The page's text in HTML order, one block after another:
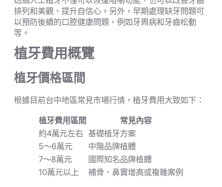
排列和美觀，提升自信心。另外，早期處理缺牙問題可
以預防後續的口腔健康問題，例如牙周病和牙齒松動
等。
植牙費用概覽
植牙價格區間
根據目前台中地區常見市場行情，植牙費用大致如下：
植牙費用區間
常見內容
約4萬元左右 基礎植牙方案
5～6萬元
中階品牌植體
7～8萬元
國際知名品牌植體
10萬元以上
補骨、鼻竇增高或複雜案例